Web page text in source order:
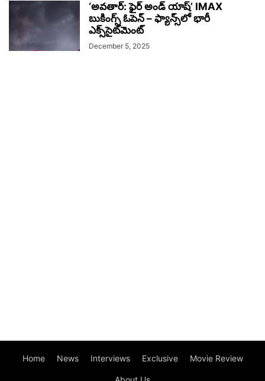
‘అవతార్: ఫైర్ అండ్ యాష్’ IMAX
బుకింగ్స్ ఓపెన్ – ఫ్యాన్స్‌లో భారీ
ఎక్స్‌సైట్‌మెంట్
December 5, 2025
Home News Interviews Exclusive Movie Review